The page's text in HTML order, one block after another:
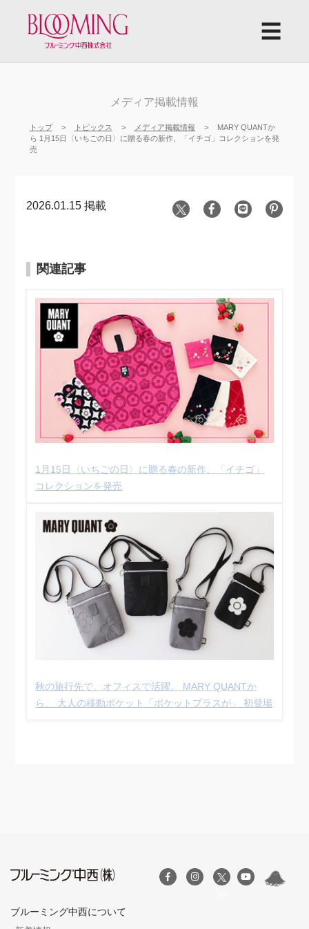
☰
メディア掲載情報
トップ トピックス メディア掲載情報
MARY QUANTか
ら 1月15日〈いちごの日〉に贈る春の新作、「イチゴ」コレクションを発
売
2026.01.15 掲載
関連記事
1月15日〈いちごの日〉に贈る春の新作、「イチゴ」
コレクションを発売
秋の旅行先で、オフィスで活躍。 MARY QUANTか
ら、 大人の移動ポケット「ポケットプラスが」 初登場
ブルーミング中西について